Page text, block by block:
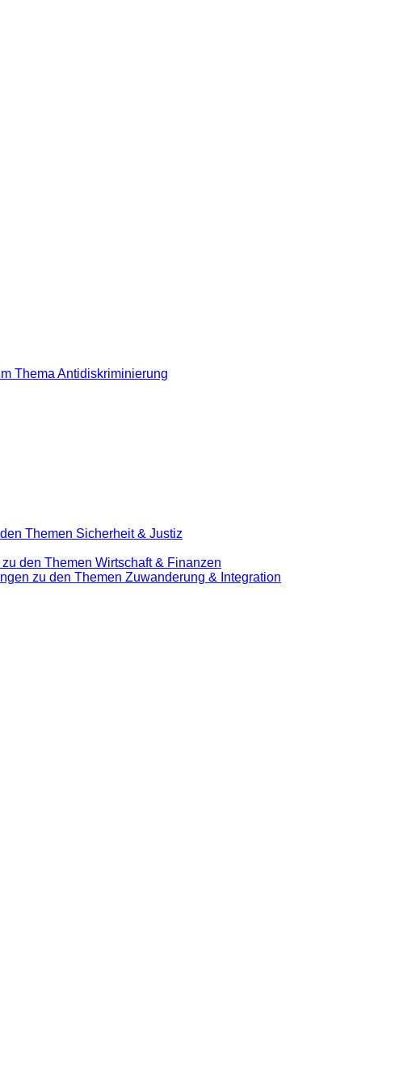
Thema Antidiskriminierung
Themen Sicherheit & Justiz
den Themen Wirtschaft & Finanzen
zu den Themen Zuwanderung & Integration